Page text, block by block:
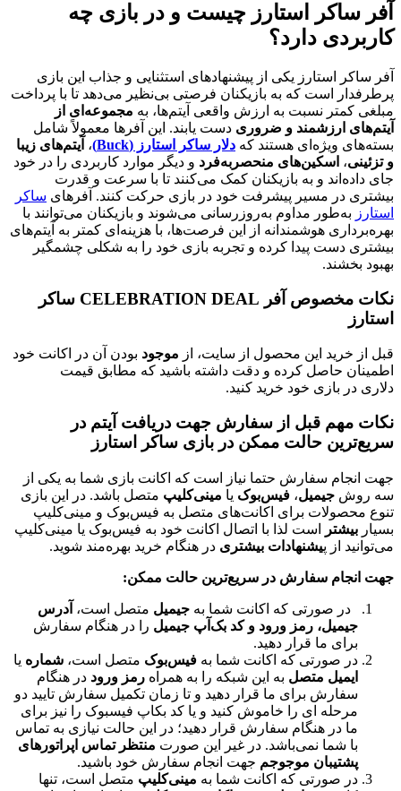
آفر ساکر استارز چیست و در بازی چه
کاربردی دارد؟
آفر ساکر استارز یکی از پیشنهادهای استثنایی و جذاب این بازی
پرطرفدار است که به بازیکنان فرصتی بی‌نظیر می‌دهد تا با پرداخت
مبلغی کمتر نسبت به ارزش واقعی آیتم‌ها، به مجموعه‌ای از
آیتم‌های ارزشمند و ضروری دست یابند. این آفرها معمولاً شامل
بسته‌های ویژه‌ای هستند که دلار ساکر استارز (Buck) ، آیتم‌های زیبا
و تزئینی، اسکین‌های منحصربه‌فرد و دیگر موارد کاربردی را در خود
جای داده‌اند و به بازیکنان کمک می‌کنند تا با سرعت و قدرت
بیشتری در مسیر پیشرفت خود در بازی حرکت کنند. آفرهای ساکر
استارز به‌طور مداوم به‌روزرسانی می‌شوند و بازیکنان می‌توانند با
بهره‌برداری هوشمندانه از این فرصت‌ها، با هزینه‌ای کمتر به آیتم‌های
بیشتری دست پیدا کرده و تجربه بازی خود را به شکلی چشمگیر
بهبود بخشند.
نکات مخصوص آفر CELEBRATION DEAL ساکر
استارز
قبل از خرید این محصول از سایت، از موجود بودن آن در اکانت خود
اطمینان حاصل کرده و دقت داشته باشید که مطابق قیمت
دلاری در بازی خود خرید کنید.
نکات مهم قبل از سفارش جهت دریافت آیتم در
سریع‌ترین حالت ممکن در بازی ساکر استارز
جهت انجام سفارش حتما نیاز است که اکانت بازی شما به یکی از
سه روش جیمیل، فیس‌بوک یا مینی‌کلیپ متصل باشد. در این بازی
تنوع محصولات برای اکانت‌های متصل به فیس‌بوک و مینی‌کلیپ
بسیار بیشتر
است لذا با اتصال اکانت خود به فیس‌بوک یا مینی‌کلیپ
می‌توانید از پیشنهادات بیشتری در هنگام خرید بهره‌مند شوید.
جهت انجام سفارش در سریع‌ترین حالت ممکن:
در صورتی که اکانت شما به جیمیل متصل است، آدرس
جیمیل، رمز ورود و کد بک‌آپ جیمیل را در هنگام سفارش
برای ما قرار دهید.
در صورتی که اکانت شما به فیس‌بوک متصل است، شماره یا
ایمیل متصل به این شبکه را به همراه رمز ورود در هنگام
سفارش برای ما قرار دهید و تا زمان تکمیل سفارش تایید دو
مرحله ای را خاموش کنید و یا کد بکاپ فیسبوک را نیز برای
ما در هنگام سفارش قرار دهید؛ در این حالت نیازی به تماس
با شما نمی‌باشد. در غیر این صورت منتظر تماس اپراتورهای
پشتیبان موجوجم جهت انجام سفارش خود باشید.
در صورتی که اکانت شما به مینی‌کلیپ متصل است، تنها